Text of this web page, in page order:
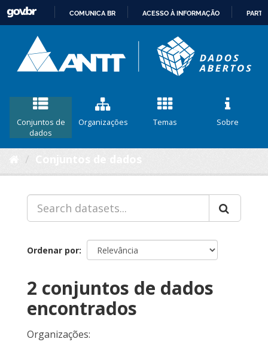
CONTEÚDO
COMUNICA BR ACESSO À INFORMAÇÃO
Conjuntos de
dados
Organizações Temas Sobre
Ordenar por
2 conjuntos de dados
encontrados
Organizações: